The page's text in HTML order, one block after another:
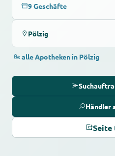
9 Geschäfte
Pölzig
alle Apotheken in Pölzig
Händler
Seite